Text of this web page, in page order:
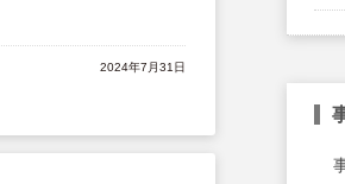
2024年7月31日